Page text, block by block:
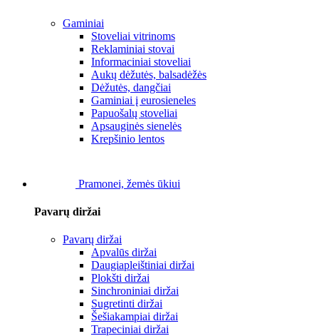
Gaminiai
Stoveliai vitrinoms
Reklaminiai stovai
Informaciniai stoveliai
Aukų dėžutės, balsadėžės
Dėžutės, dangčiai
Gaminiai į eurosieneles
Papuošalų stoveliai
Apsauginės sienelės
Krepšinio lentos
Pramonei, žemės ūkiui
Pavarų diržai
Pavarų diržai
Apvalūs diržai
Daugiapleištiniai diržai
Plokšti diržai
Sinchroniniai diržai
Sugretinti diržai
Šešiakampiai diržai
Trapeciniai diržai